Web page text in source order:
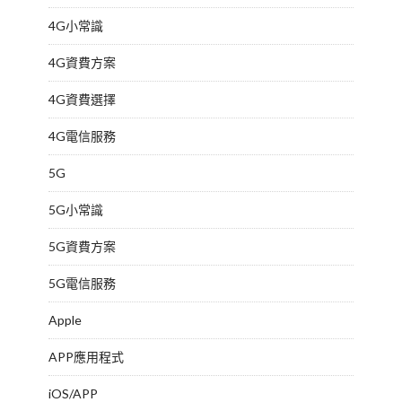
4G小常識
4G資費方案
4G資費選擇
4G電信服務
5G
5G小常識
5G資費方案
5G電信服務
Apple
APP應用程式
iOS/APP